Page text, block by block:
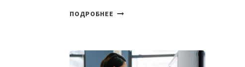
ПОДРОБНЕЕ
НОВЫЕ